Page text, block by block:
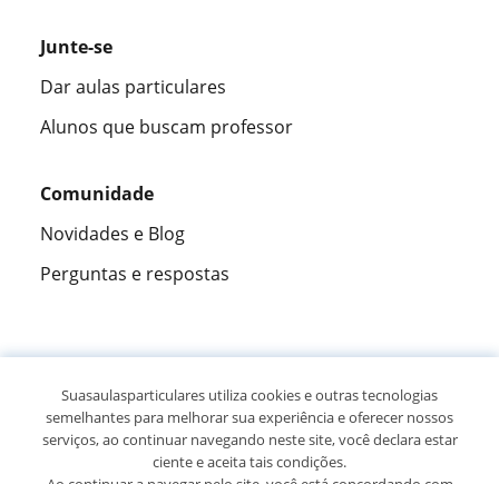
Junte-se
Dar aulas particulares
Alunos que buscam professor
Comunidade
Novidades e Blog
Perguntas e respostas
305915opiniões de alunos
Suasaulasparticulares utiliza cookies e outras tecnologias
semelhantes para melhorar sua experiência e oferecer nossos
serviços, ao continuar navegando neste site, você declara estar
ciente e aceita tais condições.